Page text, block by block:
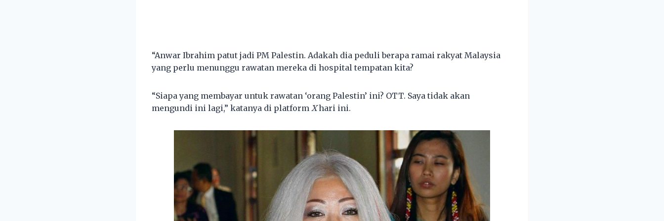
“Anwar Ibrahim patut jadi PM Palestin. Adakah dia peduli berapa ramai rakyat Malaysia
yang perlu menunggu rawatan mereka di hospital tempatan kita?
“Siapa yang membayar untuk rawatan ‘orang Palestin’ ini? OTT. Saya tidak akan
mengundi ini lagi,” katanya di platform Xhari ini.